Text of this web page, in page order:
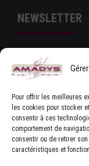
Pour offrir les meilleures
les cookies pour stocker
consentir à ces
comportement de
consentir ou de retirer
caractéristiques et
NEWSLETTER
J'ACCEPTE
D'UTILISATION